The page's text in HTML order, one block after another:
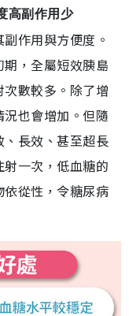
高副作用少
作用與方便度。
，全屬短效胰島
數較多。除了增
也會增加。但隨
長效、甚至超長
一次，低血糖的
從性，令糖尿病